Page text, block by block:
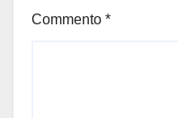
Commento *